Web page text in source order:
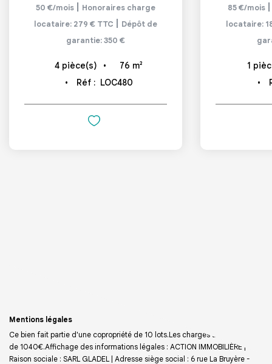
50 €/mois
Honoraires charge
locataire: 279 € TTC
Dépôt de
garantie: 350 €
4 pièce(s) 76 m²
Réf : LOC480
85 €/mois
locataire:
1
Mentions légales
Ce bien fait partie d'une copropriété de 10 lots.Les charges annuelles sont
de 1040€.Affichage des informations légales : ACTION IMMOBILIÈRE |
Raison sociale : SARL GLADEL | Adresse siège social : 6 rue La Bruyère -